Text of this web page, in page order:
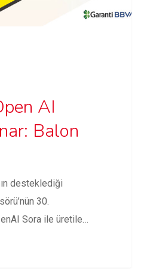
AI
Balon
desteklediği
30.
Sora ile üretilen